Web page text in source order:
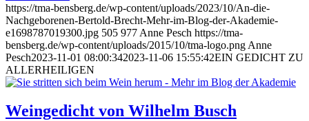
https://tma-bensberg.de/wp-content/uploads/2023/10/An-die-
Nachgeborenen-Bertold-Brecht-Mehr-im-Blog-der-Akademie-
e1698787019300.jpg 505 977 Anne Pesch https://tma-
bensberg.de/wp-content/uploads/2015/10/tma-logo.png Anne
Pesch2023-11-01 08:00:342023-11-06 15:55:42EIN GEDICHT ZU
ALLERHEILIGEN
Weingedicht von Wilhelm Busch